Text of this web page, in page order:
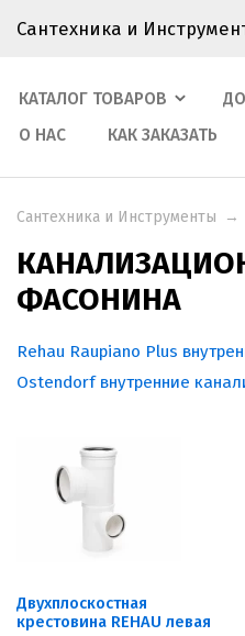
Сантехника и
КАТАЛОГ ТОВАРОВ
О НАС
КАК ЗАКАЗАТЬ
Сантехника и Инструменты →
ФАСОНИНА
Rehau Raupiano Plus
Ostendorf внутренние
Двухплоскостная
крестовина REHAU левая